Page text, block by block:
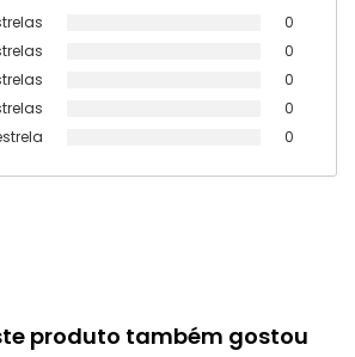
0
0
0
0
0
produto também gostou